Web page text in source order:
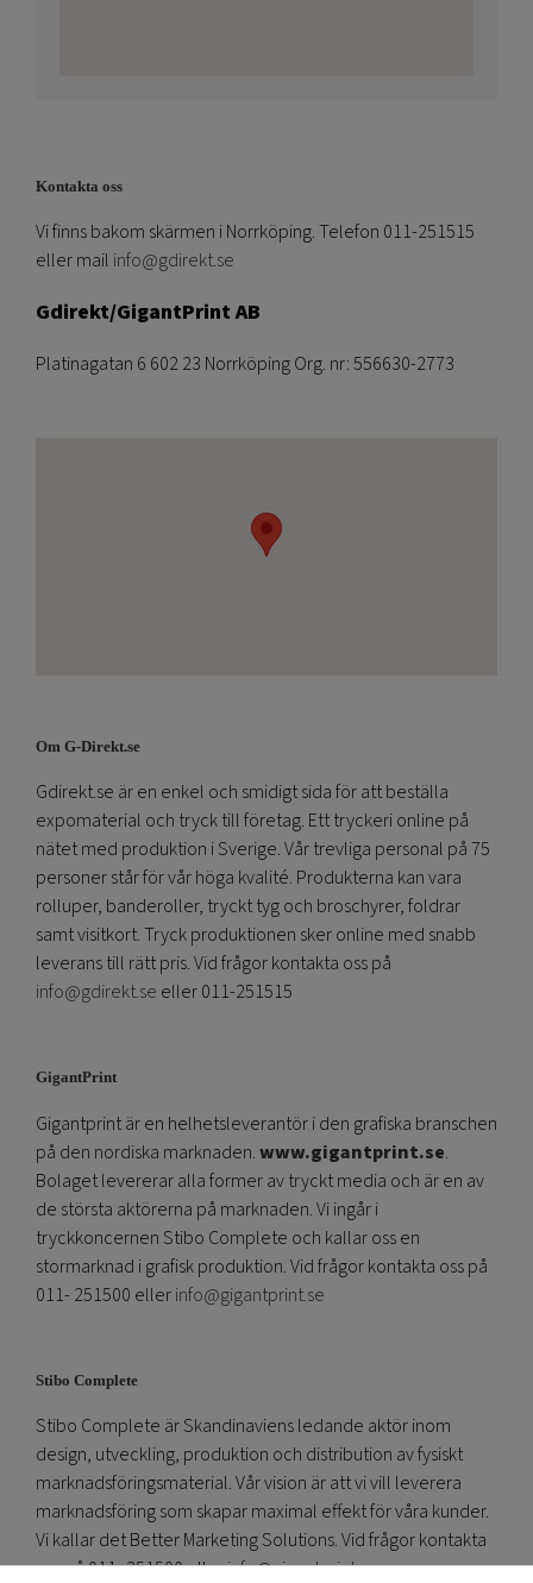
Kontakta oss
Vi finns bakom skärmen i Norrköping. Telefon 011-251515
eller mail info@gdirekt.se
Gdirekt/GigantPrint AB
Platinagatan 6 602 23 Norrköping Org. nr: 556630-2773
Om G-Direkt.se
Gdirekt.se är en enkel och smidigt sida för att beställa
expomaterial och tryck till företag. Ett tryckeri online på
nätet med produktion i Sverige. Vår trevliga personal på 75
personer står för vår höga kvalité. Produkterna kan vara
rolluper, banderoller, tryckt tyg och broschyrer, foldrar
samt visitkort. Tryck produktionen sker online med snabb
leverans till rätt pris. Vid frågor kontakta oss på
info@gdirekt.se eller 011-251515
GigantPrint
Gigantprint är en helhetsleverantör i den grafiska branschen
på den nordiska marknaden.www.gigantprint.se.
Bolaget levererar alla former av tryckt media och är en av
de största aktörerna på marknaden. Vi ingår i
tryckkoncernen Stibo Complete och kallar oss en
stormarknad i grafisk produktion. Vid frågor kontakta oss på
011- 251500 ellerinfo@gigantprint.se
Stibo Complete
Stibo Complete är Skandinaviens ledande aktör inom
design, utveckling, produktion och distribution av fysiskt
marknadsföringsmaterial. Vår vision är att vi vill leverera
marknadsföring som skapar maximal effekt för våra kunder.
Vi kallar det Better Marketing Solutions. Vid frågor kontakta
oss på 011- 251500 ellerinfo@gigantprint.se